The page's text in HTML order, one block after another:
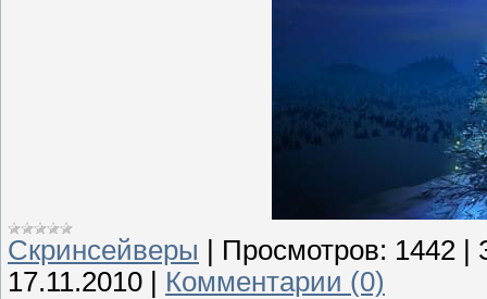
Скринсейверы Просмотров: 1442
17.11.2010
Комментарии (0)